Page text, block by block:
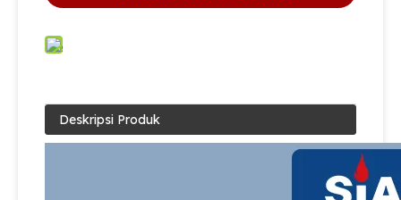
Deskripsi Produk